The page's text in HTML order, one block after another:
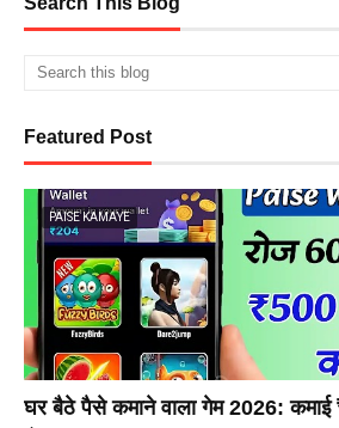
Featured Post
PAISE KAMAYE
घर बैठे पैसे कमाने वाला गेम 2026: